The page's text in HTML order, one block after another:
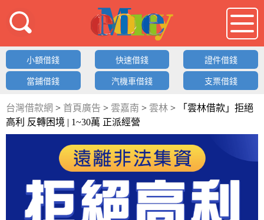
借錢LOGO
小額借錢 快速借錢 證件借錢
當鋪借錢 汽機車借錢 支票借錢
台灣借款網 > 首頁廣告 > 雲嘉南 > 雲林 >
「雲林借款」拒絕
高利 反轉困境 | 1~30萬 正派經營